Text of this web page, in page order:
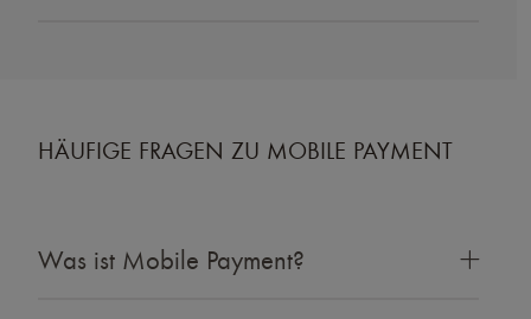
HÄUFIGE FRAGEN ZU MOBILE PAYMENT
Was ist Mobile Payment?